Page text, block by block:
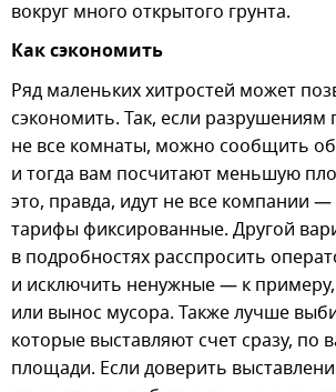
вокруг много открытого грунта.
Как сэкономить
Ряд маленьких хитростей может
сэкономить. Так, если разрушениям
не все комнаты, можно сообщить об
и тогда вам посчитают меньшую
это, правда, идут не все компании
тарифы фиксированные. Другой
в подробностях расспросить
и исключить ненужные — к
или вынос мусора. Также лучше
которые выставляют счет сразу, по
площади. Если доверить